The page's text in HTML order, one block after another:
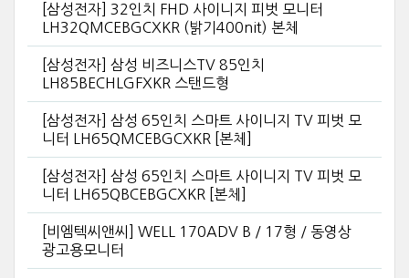
[삼성전자] 32인치 FHD 사이니지 피벗 모니터
LH32QMCEBGCXKR (밝기400nit) 본체
[삼성전자] 삼성 비즈니스TV 85인치
LH85BECHLGFXKR 스탠드형
[삼성전자] 삼성 65인치 스마트 사이니지 TV 피벗 모
니터 LH65QMCEBGCXKR [본체]
[삼성전자] 삼성 65인치 스마트 사이니지 TV 피벗 모
니터 LH65QBCEBGCXKR [본체]
[비엠텍씨앤씨] WELL 170ADV B / 17형 / 동영상
광고용모니터